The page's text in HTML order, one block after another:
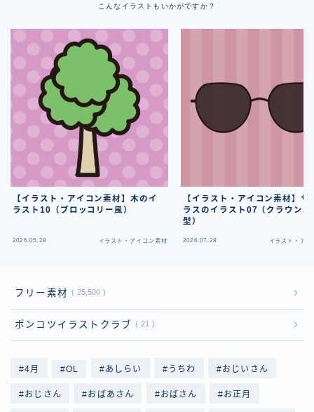
こんなイラストもいかがですか？
【イラスト・アイコン素材】木のイ
ラスト10（ブロッコリー風）
2026.05.28 イラスト・アイコン素材
【イラスト・アイコン素材】サ
ラスのイラスト07（クラウンパ
型）
2026.07.28 イラスト・ア
フリー素材 25,500
ポンコツイラストクラブ 21
4月 OL あしらい うちわ おじいさん
おじさん おばあさん おばさん お正月